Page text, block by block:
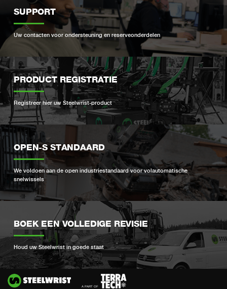
SUPPORT
Uw contacten voor ondersteuning en reserveonderdelen
PRODUCT REGISTRATIE
Registreer hier uw Steelwrist-product
OPEN-S STANDAARD
We voldoen aan de open industriestandaard voor volautomatische
snelwissels
BOEK EEN VOLLEDIGE REVISIE
Houd uw Steelwrist in goede staat